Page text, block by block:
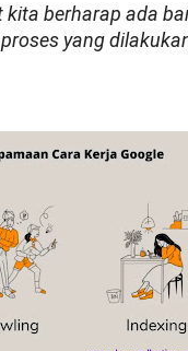
kita berharap ada
yang